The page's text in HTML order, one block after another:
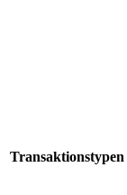
Transaktionstypen